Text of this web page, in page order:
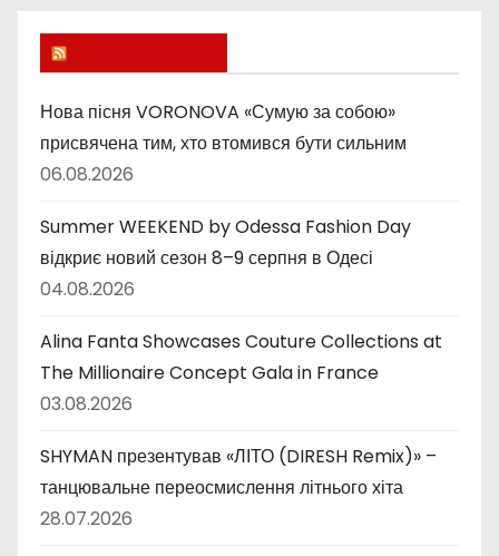
к
и
Нова пісня VORONOVA «Сумую за собою»
присвячена тим, хто втомився бути сильним
06.08.2026
Summer WEEKEND by Odessa Fashion Day
відкриє новий сезон 8–9 серпня в Одесі
04.08.2026
Alina Fanta Showcases Couture Collections at
The Millionaire Concept Gala in France
03.08.2026
SHYMAN презентував «ЛІТО (DIRESH Remix)» –
танцювальне переосмислення літнього хіта
28.07.2026